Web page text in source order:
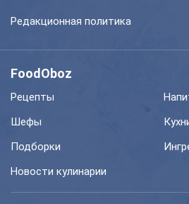
Редакционная политика
FoodOboz
Рецепты
Шефы
Подборки
Новости кулинарии